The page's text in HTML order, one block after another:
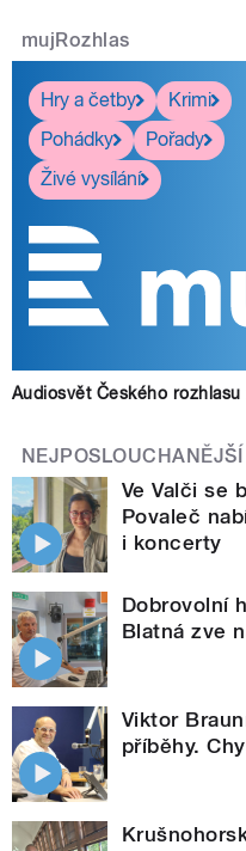
mujRozhlas
Hry a četby
Krimi
Pohádky
Pořady
Živé vysílání
Audiosvět Českého
NEJPOSLOUCHANĚJŠÍ
Ve Valči se
Povaleč
i koncerty
Dobrovolní
Blatná zve
Viktor
příběhy.